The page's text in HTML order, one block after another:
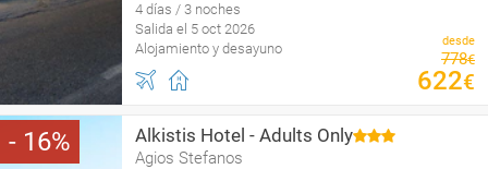
4 días / 3 noches
Salida el 5 oct 2026
Alojamiento y desayuno
desde
778€
622€
16 Alkistis Hotel - Adults Only
Agios Stefanos